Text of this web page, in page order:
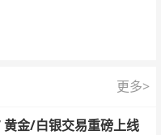
更多>
金/白银交易重磅上线